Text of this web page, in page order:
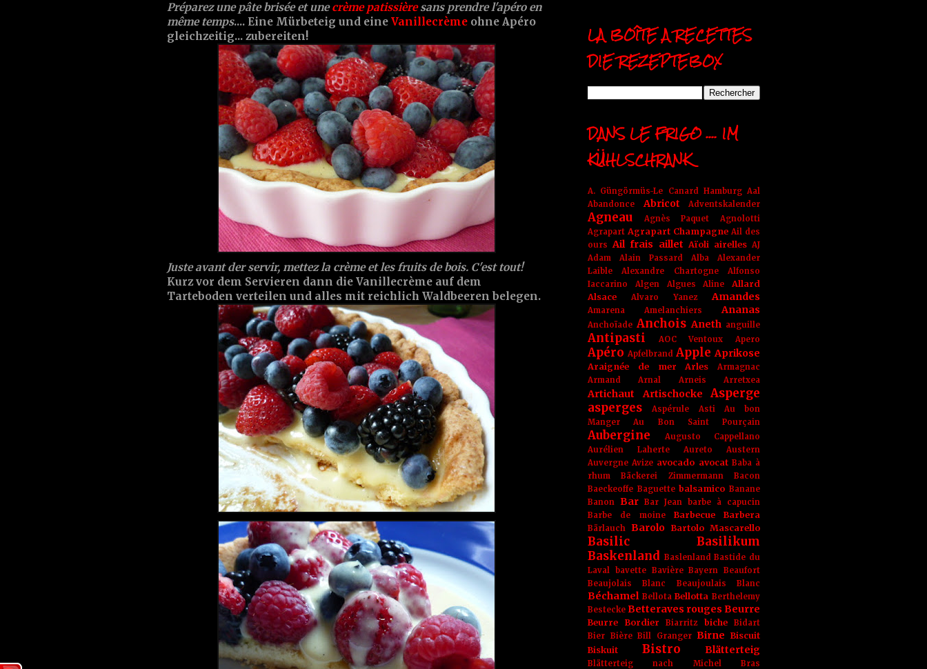
Préparez une pâte brisée et unecrème patissière sans prendre l'apéro en
même temps.... Eine Mürbeteig und eine Vanillecrème ohne Apéro
gleichzeitig... zubereiten!
Juste avant der servir, mettez la crème et les fruits de bois. C'est tout!
Kurz vor dem Servieren dann die Vanillecrème auf dem
Tarteboden verteilen und alles mit reichlich Waldbeeren belegen.
LA BOÎTE A RECETTES
DIE REZEPTEBOX
DANS LE FRIGO .... IM
KÜHLSCHRANK
A. Güngörmüs-Le Canard Hamburg Aal
Abandonce
Abricot Adventskalender
Agneau Agnès Paquet
Agnolotti
Agrapart Agrapart Champagne Ail des
ours Ail frais aillet Aïoli airelles AJ
Adam
Alain Passard Alba
Alexander
Laible
Alexandre Chartogne
Alfonso
Iaccarino
Algen Algues Aline
Allard
Alsace
Alvaro Yanez Amandes
Amarena Amelanchiers Ananas
Anchoïade Anchois Aneth anguille
Antipasti AOC Ventoux Apero
Apéro Apfelbrand Apple Aprikose
Araignée de mer Arles
Armagnac
Armand Arnal
Arneis Arretxea
Artichaut Artischocke
Asperge
asperges
Aspérule Asti
Au bon
Manger
Au Bon Saint Pourçain
Aubergine
Augusto Cappellano
Aurélien Laherte
Aureto
Austern
Auvergne Avize avocado avocat Baba à
rhum
Bäckerei Zimmermann
Bacon
Baeckeoffe Baguette balsamico Banane
Banon Bar Bar Jean
barbe à capucin
Barbe de moine
Barbecue Barbera
Bärlauch Barolo Bartolo Mascarello
Basilic
Basilikum
Baskenland Baslenland Bastide du
Laval
bavette Bavière Bayern Beaufort
Beaujolais Blanc
Beaujoulais Blanc
Béchamel Bellota Bellotta Berthelemy
Bestecke Betteraves rouges Beurre
Beurre Bordier Biarritz biche
Bidart
Bier Bière Bill Granger Birne
Biscuit
Biskuit
Bistro Blätterteig
Blätterteig nach Michel Bras